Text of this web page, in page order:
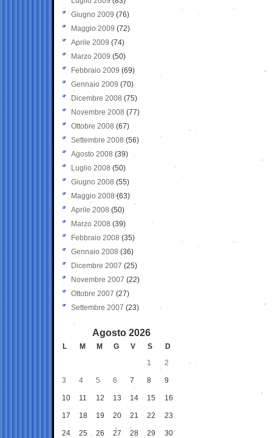
Giugno 2009 (76)
Maggio 2009 (72)
Aprile 2009 (74)
Marzo 2009 (50)
Febbraio 2009 (69)
Gennaio 2009 (70)
Dicembre 2008 (75)
Novembre 2008 (77)
Ottobre 2008 (67)
Settembre 2008 (56)
Agosto 2008 (39)
Luglio 2008 (50)
Giugno 2008 (55)
Maggio 2008(63)
Aprile 2008 (50)
Marzo 2008 (39)
Febbraio 2008 (35)
Gennaio 2008 (36)
Dicembre 2007 (25)
Novembre 2007 (22)
Ottobre 2007 (27)
Settembre 2007 (23)
Agosto 2026
L M M G V S
D
1
2
3 4 5 6 7 8 9
10 11 12 13 14 15 16
17 18 19 20 21 22 23
24 25 26 27 28 29 30